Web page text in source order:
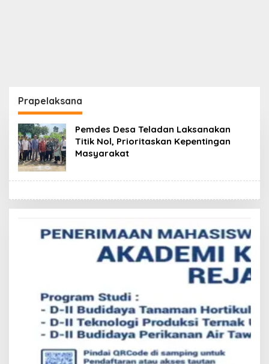
Prapelaksana
Pemdes Desa Teladan Laksanakan
Titik Nol, Prioritaskan Kepentingan
Masyarakat